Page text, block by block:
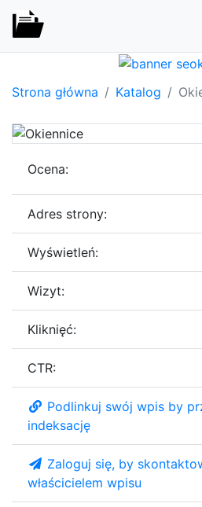
Strona główna Katalog
Ocena:
Adres strony:
Wyświetleń:
Wizyt:
Kliknięć:
CTR:
Podlinkuj swój wpis by
indeksację
Zaloguj się, by
właścicielem wpisu